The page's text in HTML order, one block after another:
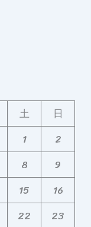
土
日
1
2
8
9
15
16
22
23